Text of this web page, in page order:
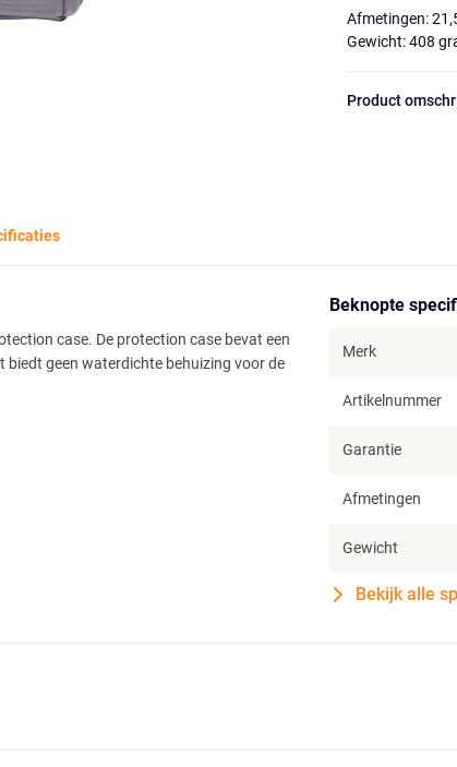
Afmetingen:
Gewicht: 408
Product
case. De protection case bevat een
biedt geen waterdichte behuizing voor de
Beknopte
Merk
Artikelnummer
Garantie
Afmetingen
Gewicht
Bekijk alle